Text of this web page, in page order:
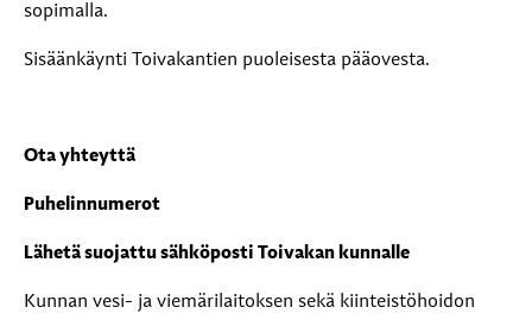
sopimalla.
Sisäänkäynti Toivakantien puoleisesta pääovesta.
Ota yhteyttä
Puhelinnumerot
Lähetä suojattu sähköposti Toivakan kunnalle
Kunnan vesi- ja viemärilaitoksen sekä kiinteistöhoidon